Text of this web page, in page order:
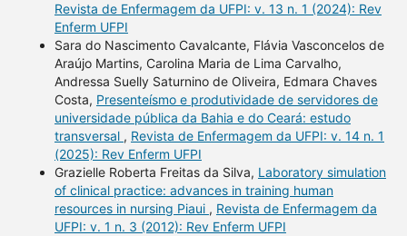
Revista de Enfermagem da UFPI: v. 13 n. 1 (2024): Rev
Enferm UFPI
Sara do Nascimento Cavalcante, Flávia Vasconcelos de
Araújo Martins, Carolina Maria de Lima Carvalho,
Andressa Suelly Saturnino de Oliveira, Edmara Chaves
Costa, Presenteísmo e produtividade de servidores de
universidade pública da Bahia e do Ceará: estudo
transversal , Revista de Enfermagem da UFPI: v. 14 n. 1
(2025): Rev Enferm UFPI
Grazielle Roberta Freitas da Silva, Laboratory simulation
of clinical practice: advances in training human
resources in nursing Piaui , Revista de Enfermagem da
UFPI: v. 1 n. 3 (2012): Rev Enferm UFPI